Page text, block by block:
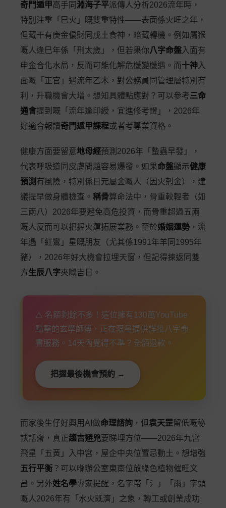
奇門遁甲高手同 淵海子平派傳人分析2026流年時，
特別注重「巳火」嘅雙重特性——表面係火旺之年，
但藏干有庚金偏財同戊土食神，暗藏轉機。例如屬猴
嘅人逢巳年係「刑太歲」，但若果你八字命盤入面有
申金合化水局，反而可能化解危機變機遇。而十神入
面嘅「正官」遇流年乙木，對公務員同管理層特別有
利，升職機會大增。想知具體點應對？可以參考三命
通會提到嘅「流年逢印綬，宜進修考證」，2026年
好適合報讀奇門遁甲課程或者考專業資格。
健康方面要留意地母經預測2026年「蟄蟲早發」，
代表呼吸道同皮膚問題容易爆發。如果命盤顯示健康
預測 有風險，特別係日元屬金嘅人（因火剋金），建
議提早做身體檢查。 稱骨算命法中，骨重較輕者（如
三兩八）2026年要避免高危投資，而骨重超過五兩
嘅人反而可以把握火運拓展業務。至於婚姻運勢 ，流
年遇「紅鸞」星嘅朋友（尤其係1991年羊同1995年
豬），2026年好大機會拉埋天窗，但記得揀返同雙
方生辰八字夾嘅吉日。
⚠️ 名額剩餘不多！這位擁有130萬YouTube
點擊的玄學師傅，正在限量提供詳批八字命
書服務。14天內覺得不準？全額退款。
把握最後機會預約 →
而家後生仔好興用AI做命理諮詢 ，但袁天罡留低嘅秘
訣話齋，真正趨吉避兇要睇埋方位——2026年九宮
飛星「五黃」入中宮，屋企中央位置忌動土。想增強
五行平衡 ？可以喺辦公室東南位放綠色植物催旺文
昌。另外姓名學專家提醒，名字帶「氵」「雨」字頭
嘅人2026年有「水火既濟」之象，轉工或創業成功